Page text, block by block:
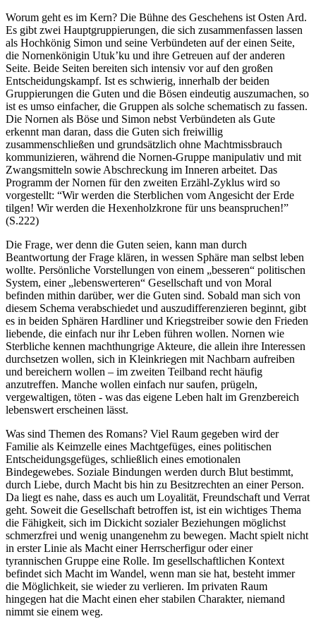
Worum geht es im Kern? Die Bühne des Geschehens ist Osten Ard.
Es gibt zwei Hauptgruppierungen, die sich zusammenfassen lassen
als Hochkönig Simon und seine Verbündeten auf der einen Seite,
die Nornenkönigin Utuk’ku und ihre Getreuen auf der anderen
Seite. Beide Seiten bereiten sich intensiv vor auf den großen
Entscheidungskampf. Ist es schwierig, innerhalb der beiden
Gruppierungen die Guten und die Bösen eindeutig auszumachen, so
ist es umso einfacher, die Gruppen als solche schematisch zu fassen.
Die Nornen als Böse und Simon nebst Verbündeten als Gute
erkennt man daran, dass die Guten sich freiwillig
zusammenschließen und grundsätzlich ohne Machtmissbrauch
kommunizieren, während die Nornen-Gruppe manipulativ und mit
Zwangsmitteln sowie Abschreckung im Inneren arbeitet. Das
Programm der Nornen für den zweiten Erzähl-Zyklus wird so
vorgestellt: “Wir werden die Sterblichen vom Angesicht der Erde
tilgen! Wir werden die Hexenholzkrone für uns beanspruchen!”
(S.222)
Die Frage, wer denn die Guten seien, kann man durch
Beantwortung der Frage klären, in wessen Sphäre man selbst leben
wollte. Persönliche Vorstellungen von einem „besseren“ politischen
System, einer „lebenswerteren“ Gesellschaft und von Moral
befinden mithin darüber, wer die Guten sind. Sobald man sich von
diesem Schema verabschiedet und auszudifferenzieren beginnt, gibt
es in beiden Sphären Hardliner und Kriegstreiber sowie den Frieden
liebende, die einfach nur ihr Leben führen wollen. Nornen wie
Sterbliche kennen machthungrige Akteure, die allein ihre Interessen
durchsetzen wollen, sich in Kleinkriegen mit Nachbarn aufreiben
und bereichern wollen – im zweiten Teilband recht häufig
anzutreffen. Manche wollen einfach nur saufen, prügeln,
vergewaltigen, töten - was das eigene Leben halt im Grenzbereich
lebenswert erscheinen lässt.
Was sind Themen des Romans? Viel Raum gegeben wird der
Familie als Keimzelle eines Machtgefüges, eines politischen
Entscheidungsgefüges, schließlich eines emotionalen
Bindegewebes. Soziale Bindungen werden durch Blut bestimmt,
durch Liebe, durch Macht bis hin zu Besitzrechten an einer Person.
Da liegt es nahe, dass es auch um Loyalität, Freundschaft und Verrat
geht. Soweit die Gesellschaft betroffen ist, ist ein wichtiges Thema
die Fähigkeit, sich im Dickicht sozialer Beziehungen möglichst
schmerzfrei und wenig unangenehm zu bewegen. Macht spielt nicht
in erster Linie als Macht einer Herrscherfigur oder einer
tyrannischen Gruppe eine Rolle. Im gesellschaftlichen Kontext
befindet sich Macht im Wandel, wenn man sie hat, besteht immer
die Möglichkeit, sie wieder zu verlieren. Im privaten Raum
hingegen hat die Macht einen eher stabilen Charakter, niemand
nimmt sie einem weg.